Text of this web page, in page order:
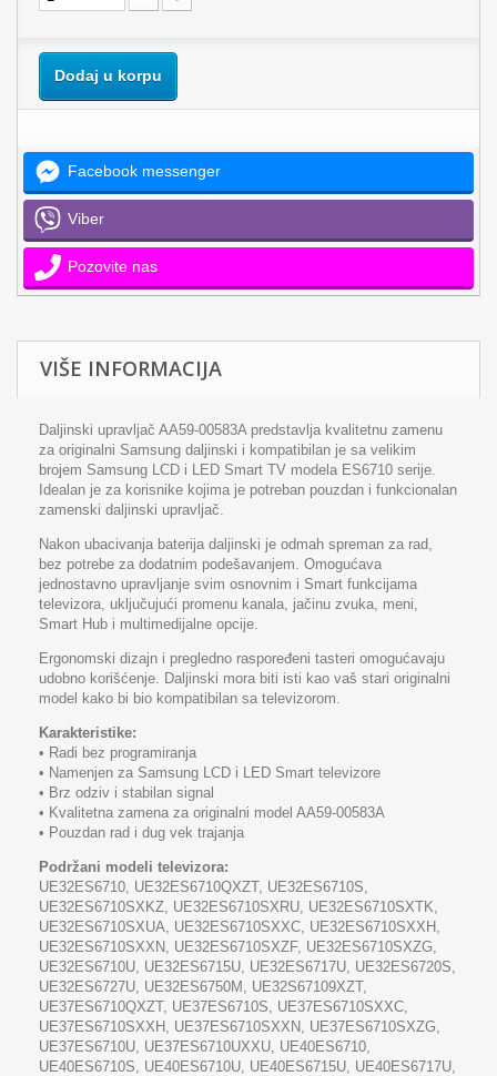
Dodaj u korpu
Facebook messenger
Viber
Pozovite nas
VIŠE INFORMACIJA
Daljinski upravljač AA59-00583A predstavlja kvalitetnu zamenu
za originalni Samsung daljinski i kompatibilan je sa velikim
brojem Samsung LCD i LED Smart TV modela ES6710 serije.
Idealan je za korisnike kojima je potreban pouzdan i funkcionalan
zamenski daljinski upravljač.
Nakon ubacivanja baterija daljinski je odmah spreman za rad,
bez potrebe za dodatnim podešavanjem. Omogućava
jednostavno upravljanje svim osnovnim i Smart funkcijama
televizora, uključujući promenu kanala, jačinu zvuka, meni,
Smart Hub i multimedijalne opcije.
Ergonomski dizajn i pregledno raspoređeni tasteri omogućavaju
udobno korišćenje. Daljinski mora biti isti kao vaš stari originalni
model kako bi bio kompatibilan sa televizorom.
Karakteristike:
• Radi bez programiranja
• Namenjen za Samsung LCD i LED Smart televizore
• Brz odziv i stabilan signal
• Kvalitetna zamena za originalni model AA59-00583A
• Pouzdan rad i dug vek trajanja
Podržani modeli televizora:
UE32ES6710, UE32ES6710QXZT, UE32ES6710S,
UE32ES6710SXKZ, UE32ES6710SXRU, UE32ES6710SXTK,
UE32ES6710SXUA, UE32ES6710SXXC, UE32ES6710SXXH,
UE32ES6710SXXN, UE32ES6710SXZF, UE32ES6710SXZG,
UE32ES6710U, UE32ES6715U, UE32ES6717U, UE32ES6720S,
UE32ES6727U, UE32ES6750M, UE32S67109XZT,
UE37ES6710QXZT, UE37ES6710S, UE37ES6710SXXC,
UE37ES6710SXXH, UE37ES6710SXXN, UE37ES6710SXZG,
UE37ES6710U, UE37ES6710UXXU, UE40ES6710,
UE40ES6710S, UE40ES6710U, UE40ES6715U, UE40ES6717U,